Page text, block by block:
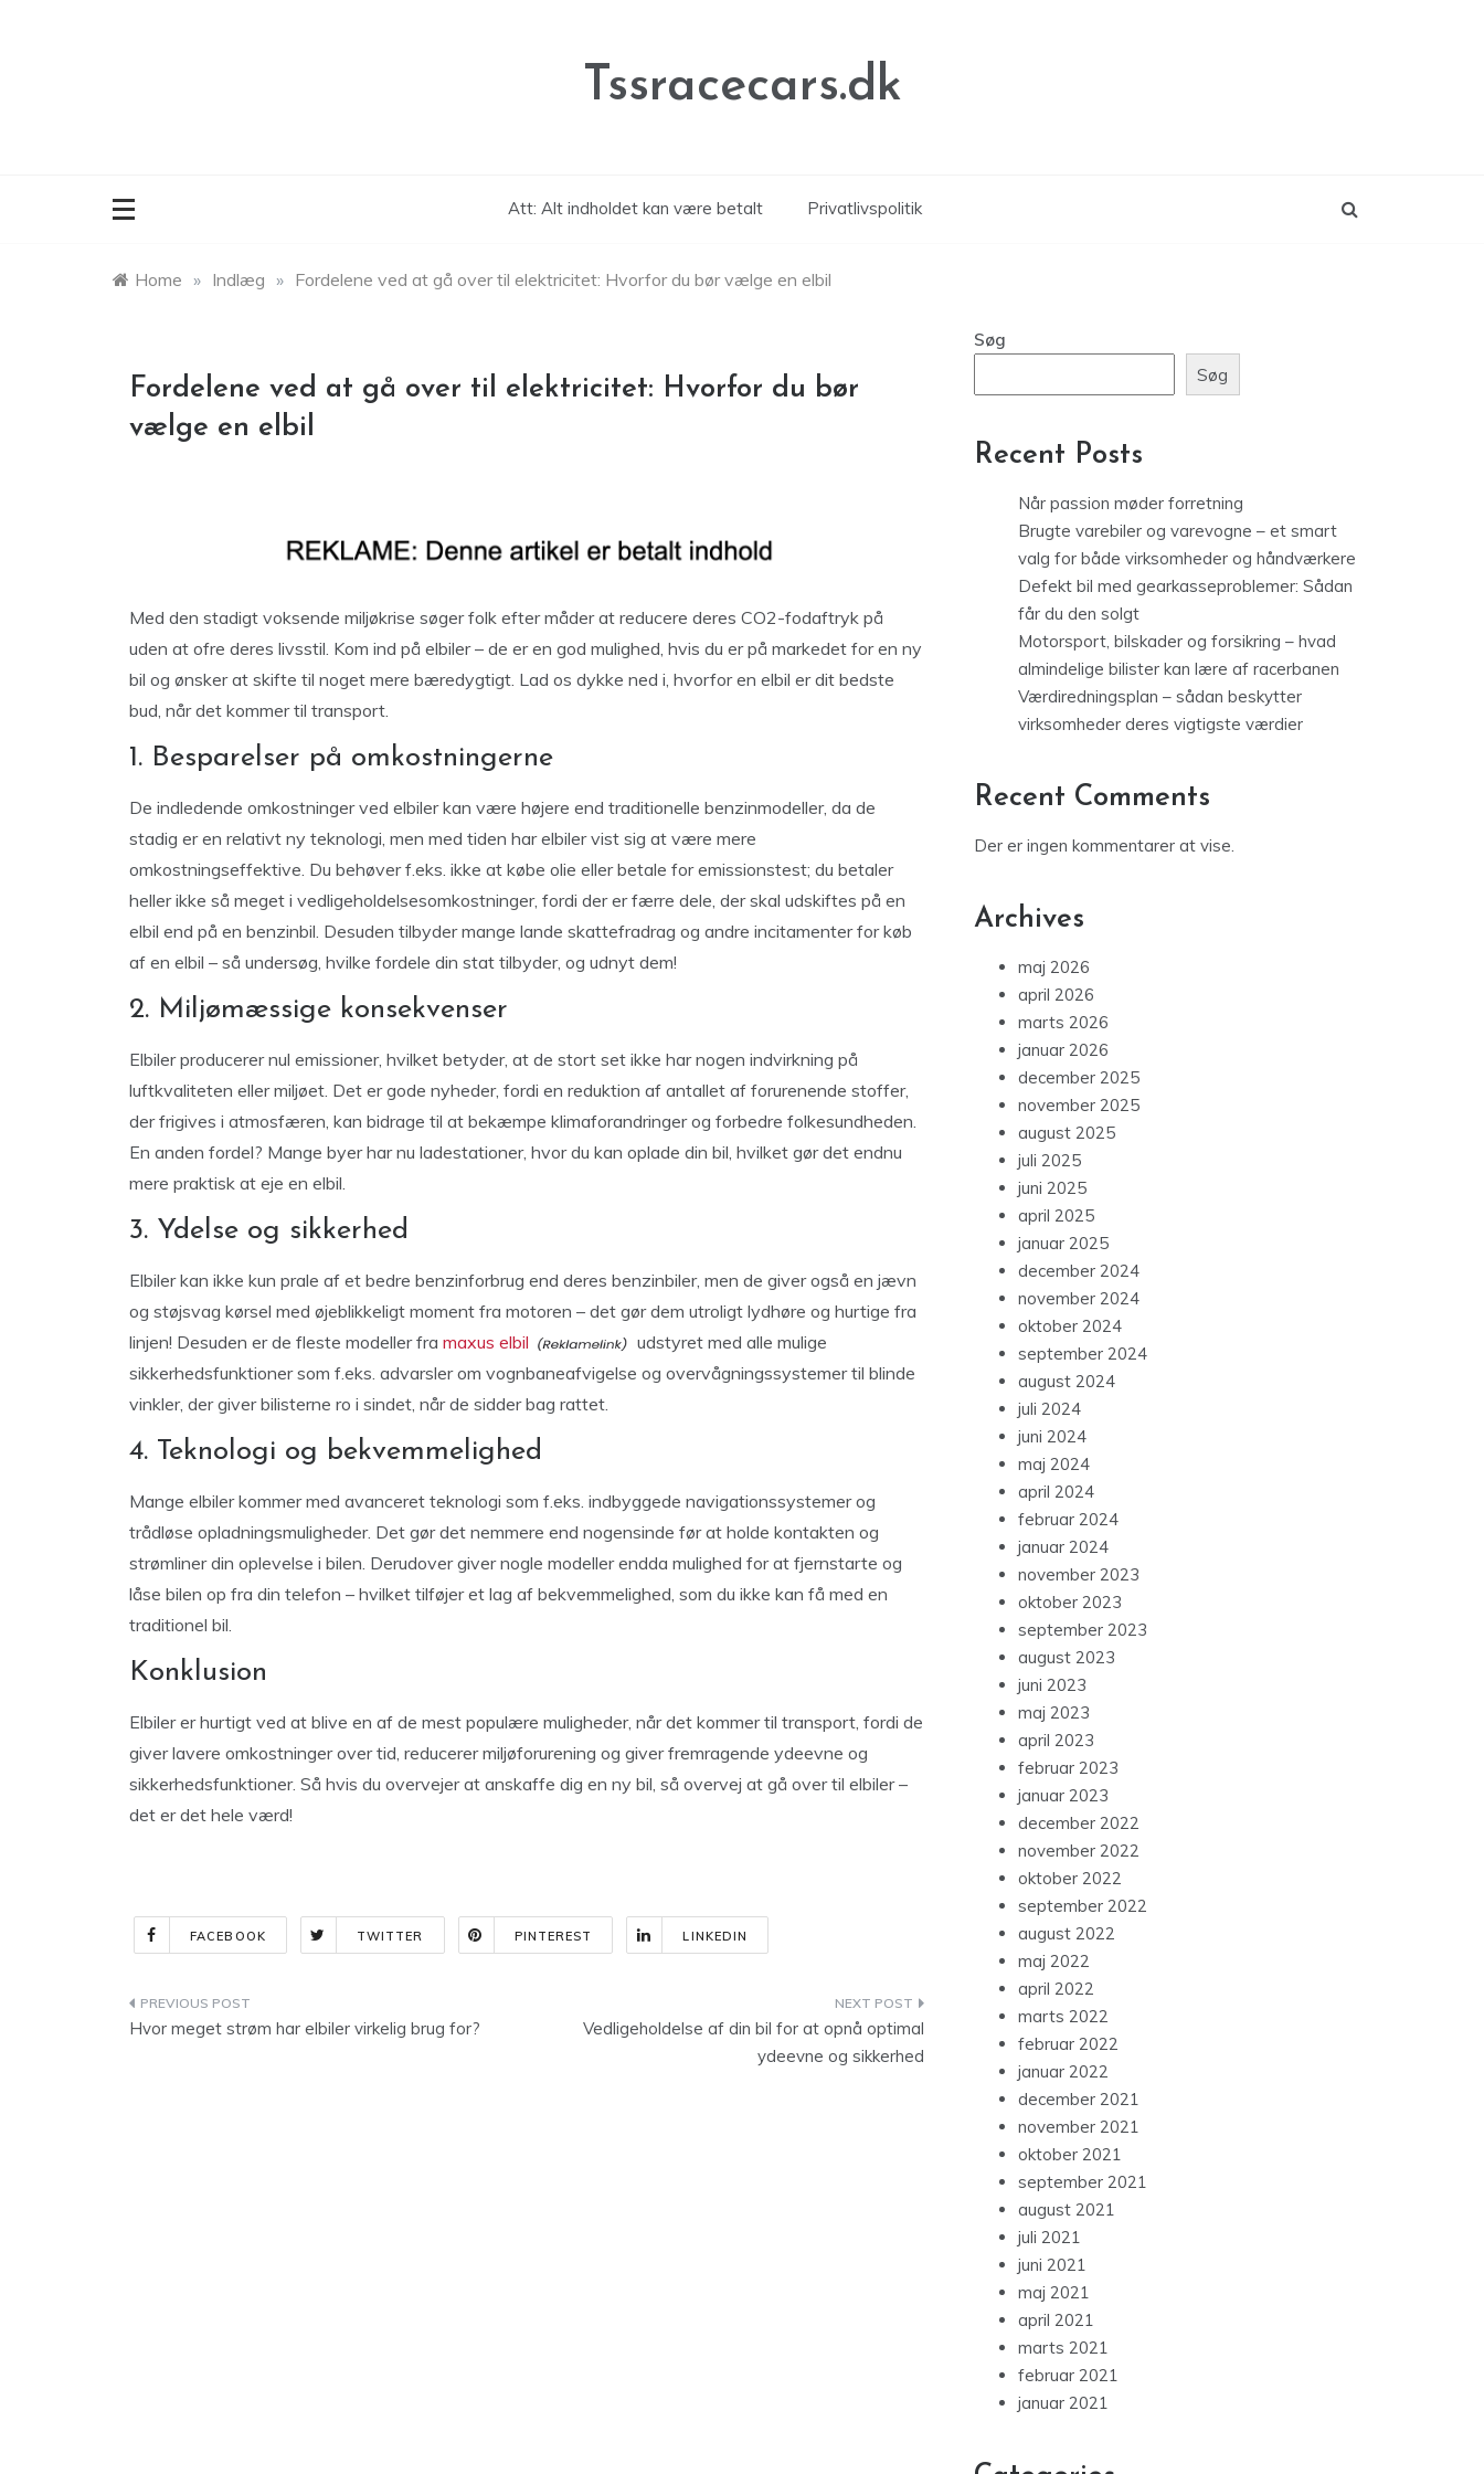
Tssracecars.dk
Att: Alt indholdet kan være betalt Privatlivspolitik
Home » Indlæg » Fordelene ved at gå over til elektricitet: Hvorfor du bør vælge en elbil
Fordelene ved at gå over til elektricitet: Hvorfor du bør
vælge en elbil
Med den stadigt voksende miljøkrise søger folk efter måder at reducere deres CO2-fodaftryk på
uden at ofre deres livsstil. Kom ind på elbiler – de er en god mulighed, hvis du er på markedet for en ny
bil og ønsker at skifte til noget mere bæredygtigt. Lad os dykke ned i, hvorfor en elbil er dit bedste
bud, når det kommer til transport.
1. Besparelser på omkostningerne
De indledende omkostninger ved elbiler kan være højere end traditionelle benzinmodeller, da de
stadig er en relativt ny teknologi, men med tiden har elbiler vist sig at være mere
omkostningseffektive. Du behøver f.eks. ikke at købe olie eller betale for emissionstest; du betaler
heller ikke så meget i vedligeholdelsesomkostninger, fordi der er færre dele, der skal udskiftes på en
elbil end på en benzinbil. Desuden tilbyder mange lande skattefradrag og andre incitamenter for køb
af en elbil – så undersøg, hvilke fordele din stat tilbyder, og udnyt dem!
2. Miljømæssige konsekvenser
Elbiler producerer nul emissioner, hvilket betyder, at de stort set ikke har nogen indvirkning på
luftkvaliteten eller miljøet. Det er gode nyheder, fordi en reduktion af antallet af forurenende stoffer,
der frigives i atmosfæren, kan bidrage til at bekæmpe klimaforandringer og forbedre folkesundheden.
En anden fordel? Mange byer har nu ladestationer, hvor du kan oplade din bil, hvilket gør det endnu
mere praktisk at eje en elbil.
3. Ydelse og sikkerhed
Elbiler kan ikke kun prale af et bedre benzinforbrug end deres benzinbiler, men de giver også en jævn
og støjsvag kørsel med øjeblikkeligt moment fra motoren – det gør dem utroligt lydhøre og hurtige fra
linjen! Desuden er de fleste modeller fra maxus elbil
udstyret med alle mulige
sikkerhedsfunktioner som f.eks. advarsler om vognbaneafvigelse og overvågningssystemer til blinde
vinkler, der giver bilisterne ro i sindet, når de sidder bag rattet.
4. Teknologi og bekvemmelighed
Mange elbiler kommer med avanceret teknologi som f.eks. indbyggede navigationssystemer og
trådløse opladningsmuligheder. Det gør det nemmere end nogensinde før at holde kontakten og
strømliner din oplevelse i bilen. Derudover giver nogle modeller endda mulighed for at fjernstarte og
låse bilen op fra din telefon – hvilket tilføjer et lag af bekvemmelighed, som du ikke kan få med en
traditionel bil.
Konklusion
Elbiler er hurtigt ved at blive en af de mest populære muligheder, når det kommer til transport, fordi de
giver lavere omkostninger over tid, reducerer miljøforurening og giver fremragende ydeevne og
sikkerhedsfunktioner. Så hvis du overvejer at anskaffe dig en ny bil, så overvej at gå over til elbiler –
det er det hele værd!
FACEBOOK TWITTER PINTEREST LINKEDIN
Indlægsnavigation
Hvor meget strøm har elbiler virkelig brug for?
Vedligeholdelse af din bil for at opnå optimal
ydeevne og sikkerhed
Søg
Søg
Recent Posts
Når passion møder forretning
Brugte varebiler og varevogne – et smart
valg for både virksomheder og håndværkere
Defekt bil med gearkasseproblemer: Sådan
får du den solgt
Motorsport, bilskader og forsikring – hvad
almindelige bilister kan lære af racerbanen
Værdiredningsplan – sådan beskytter
virksomheder deres vigtigste værdier
Recent Comments
Der er ingen kommentarer at vise.
Archives
maj 2026
april 2026
marts 2026
januar 2026
december 2025
november 2025
august 2025
juli 2025
juni 2025
april 2025
januar 2025
december 2024
november 2024
oktober 2024
september 2024
august 2024
juli 2024
juni 2024
maj 2024
april 2024
februar 2024
januar 2024
november 2023
oktober 2023
september 2023
august 2023
juni 2023
maj 2023
april 2023
februar 2023
januar 2023
december 2022
november 2022
oktober 2022
september 2022
august 2022
maj 2022
april 2022
marts 2022
februar 2022
januar 2022
december 2021
november 2021
oktober 2021
september 2021
august 2021
juli 2021
juni 2021
maj 2021
april 2021
marts 2021
februar 2021
januar 2021